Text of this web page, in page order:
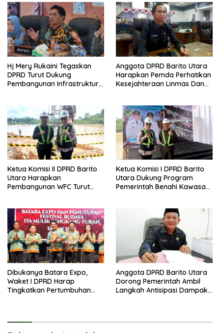
Hj Mery Rukaini Tegaskan
DPRD Turut Dukung
Pembangunan Infrastruktur
Anggota DPRD Barito Utara
Harapkan Pemda Perhatikan
Kesejahteraan Linmas Dan
Ketua Komisi II DPRD Barito
Utara Harapkan
Pembangunan WFC Turut
Ketua Komisi I DPRD Barito
Utara Dukung Program
Pemerintah Benahi Kawasan
Dibukanya Batara Expo,
Waket I DPRD Harap
Tingkatkan Pertumbuhan
Anggota DPRD Barito Utara
Dorong Pemerintah Ambil
Langkah Antisipasi Dampak